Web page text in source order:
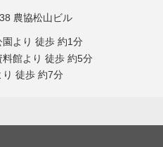
農協松山ビル
より 徒歩 約1分
館より 徒歩 約5分
徒歩 約7分